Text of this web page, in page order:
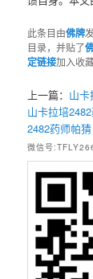
此条目由佛牌
目录，并贴了
定链接加入收藏
上一篇： 山卡
山卡拉培
2482药师帕猜
微信号